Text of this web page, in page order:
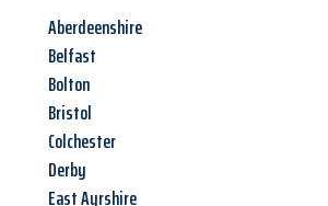
Aberdeenshire
Belfast
Bolton
Bristol
Colchester
Derby
East Ayrshire